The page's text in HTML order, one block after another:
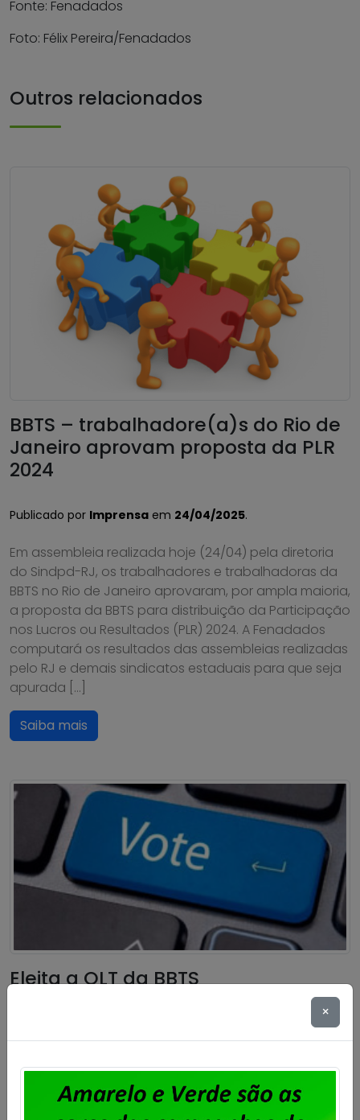
Fonte: Fenadados
Foto: Félix Pereira/Fenadados
Outros relacionados
BBTS – trabalhadore(a)s do Rio de
Janeiro aprovam proposta da PLR
2024
Publicado por Imprensa em 24/04/2025.
Em assembleia realizada hoje (24/04) pela diretoria
do Sindpd-RJ, os trabalhadores e trabalhadoras da
BBTS no Rio de Janeiro aprovaram, por ampla maioria,
a proposta da BBTS para distribuição da Participação
nos Lucros ou Resultados (PLR) 2024. A Fenadados
computará os resultados das assembleias realizadas
pelo RJ e demais sindicatos estaduais para que seja
apurada […]
Saiba mais
Eleita a OLT da BBTS
trabalhadores e trabalhadoras da BBTS. A votação
ocorreu nos dias 4 e 5 de novembro, conforme edital
×